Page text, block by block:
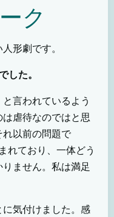
ク
形劇です。
した。
言われているよう
虐待なのではと思
以前の問題で
れており、一体どう
ません。私は満足
気付けました。感